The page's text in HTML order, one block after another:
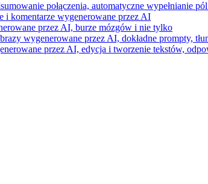
połączenia, automatyczne wypełnianie
i komentarze wygenerowane przez AI
przez AI, burze mózgów i nie tylko
wygenerowane przez AI, dokładne prompty,
przez AI, edycja i tworzenie tekstów,